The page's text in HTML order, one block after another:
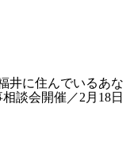
井に住んでいるあな
談会開催／2月18日